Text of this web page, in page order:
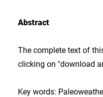
Abstract
The complete text of
clicking on "download
Key words: